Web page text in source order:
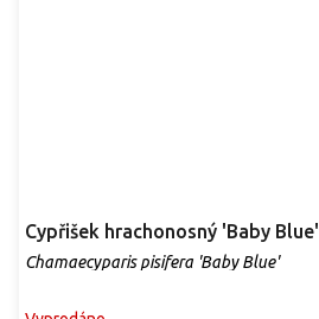
Cypřišek hrachonosný 'Baby Blue'
Chamaecyparis pisifera 'Baby Blue'